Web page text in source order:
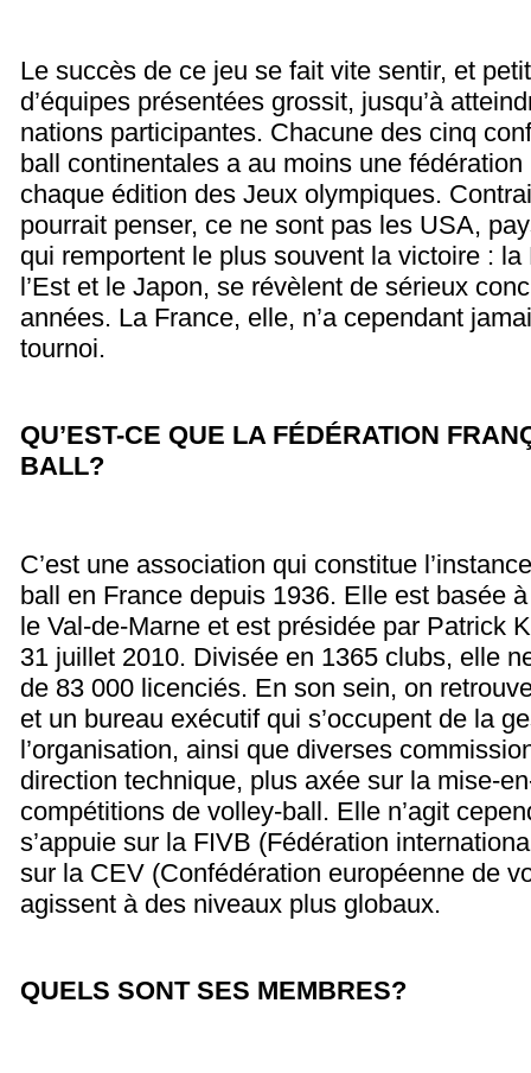
Le succès de ce jeu se fait vite sentir, et
d’équipes présentées grossit, jusqu’à
nations participantes. Chacune des cinq
ball continentales a au moins une
chaque édition des Jeux olympiques.
pourrait penser, ce ne sont pas les USA,
qui remportent le plus souvent la victoire :
l’Est et le Japon, se révèlent de sérieux
années. La France, elle, n’a cependant
tournoi.
QU’EST-CE QUE LA FÉDÉRATION
BALL?
C’est une association qui constitue
ball en France depuis 1936. Elle est basée
le Val-de-Marne et est présidée par Patrick
31 juillet 2010. Divisée en 1365 clubs, elle
de 83 000 licenciés. En son sein, on
et un bureau exécutif qui s’occupent de la
l’organisation, ainsi que diverses
direction technique, plus axée sur la mise-
compétitions de volley-ball. Elle n’agit
s’appuie sur la FIVB (Fédération
sur la CEV (Confédération européenne de
agissent à des niveaux plus globaux.
QUELS SONT SES MEMBRES?